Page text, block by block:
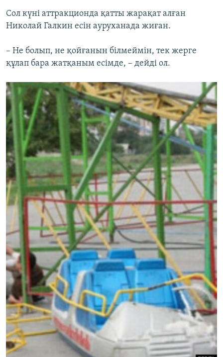
Сол күні аттракционда қатты жарақат алған
Николай Галкин есін ауруханада жиған.
– Не болып, не қойғанын білмеймін, тек жерге
құлап бара жатқаным есімде, – дейді ол.